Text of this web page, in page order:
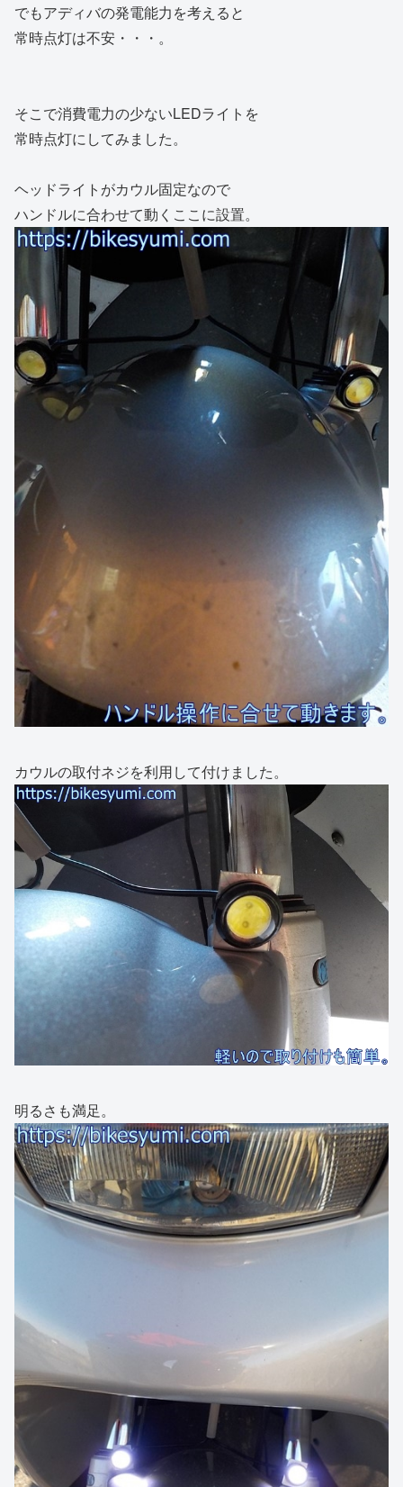
でもアディバの発電能力を考えると
常時点灯は不安・・・。
そこで消費電力の少ないLEDライトを
常時点灯にしてみました。
ヘッドライトがカウル固定なので
ハンドルに合わせて動くここに設置。
カウルの取付ネジを利用して付けました。
明るさも満足。